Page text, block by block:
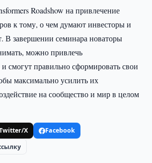
Roadshow на привлечение
к тому, о чем думают инвесторы и
В завершении семинара новаторы
можно привлечь
смогут правильно сформировать свои
максимально усилить их
на сообщество и мир в целом
X
Facebook